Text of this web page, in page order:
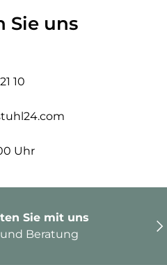
Sie uns
10
Uhr
Sie mit uns
Beratung